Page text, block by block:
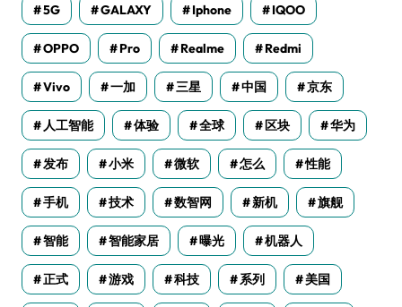
5G GALAXY Iphone IQOO
OPPO Pro Realme Redmi
Vivo 一加 三星 中国 京东
人工智能 体验 全球 区块 华为
发布 小米 微软 怎么 性能
手机 技术 数智网 新机 旗舰
智能 智能家居 曝光 机器人
正式 游戏 科技 系列 美国